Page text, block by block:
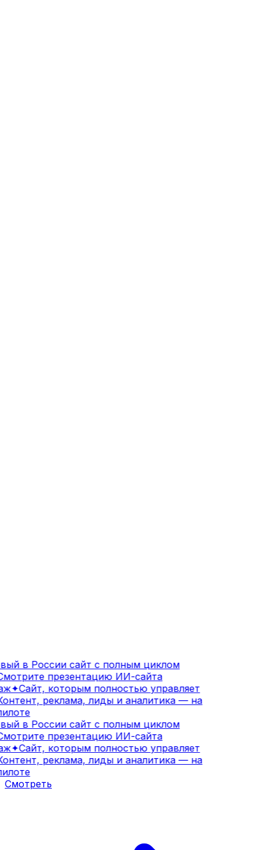
в России сайт с полным циклом
презентацию ИИ-сайта
✦Сайт, которым полностью управляет
реклама, лиды и аналитика — на
в России сайт с полным циклом
презентацию ИИ-сайта
✦Сайт, которым полностью управляет
реклама, лиды и аналитика — на
Смотреть